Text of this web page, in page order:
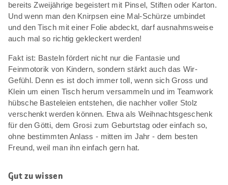
bereits Zweijährige begeistert mit Pinsel, Stiften oder Karton.
Und wenn man den Knirpsen eine Mal-Schürze umbindet
und den Tisch mit einer Folie abdeckt, darf ausnahmsweise
auch mal so richtig gekleckert werden!
Fakt ist: Basteln fördert nicht nur die Fantasie und
Feinmotorik von Kindern, sondern stärkt auch das Wir-
Gefühl. Denn es ist doch immer toll, wenn sich Gross und
Klein um einen Tisch herum versammeln und im Teamwork
hübsche Basteleien entstehen, die nachher voller Stolz
verschenkt werden können. Etwa als Weihnachtsgeschenk
für den Götti, dem Grosi zum Geburtstag oder einfach so,
ohne bestimmten Anlass - mitten im Jahr - dem besten
Freund, weil man ihn einfach gern hat.
Gut zu wissen